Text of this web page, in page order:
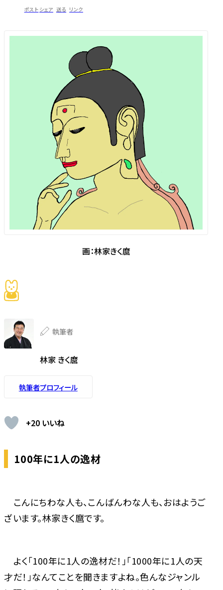
ポスト シェア 送る リンク
画：林家きく麿
執筆者
林家 きく麿
執筆者プロフィール
+20 いいね
100年に1人の逸材
こんにちわな人も、こんばんわな人も、おはようご
ざいます。林家きく麿です。
よく「100年に1人の逸材だ！」「1000年に1人の天
才だ！」なんてことを聞きますよね。色んなジャンル